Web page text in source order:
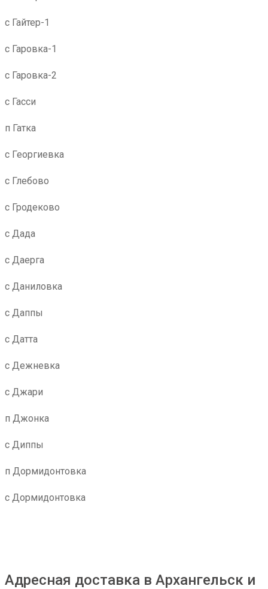
с Гайтер-1
с Гаровка-1
с Гаровка-2
с Гасси
п Гатка
с Георгиевка
с Глебово
с Гродеково
с Дада
с Даерга
с Даниловка
с Даппы
с Датта
с Дежневка
с Джари
п Джонка
с Диппы
п Дормидонтовка
с Дормидонтовка
Адресная доставка в Архангельск и